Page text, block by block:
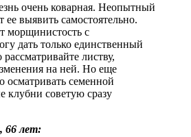
очень коварная. Неопытный
ее выявить самостоятельно.
морщинистость с
дать только единственный
листву,
на ней. Но еще
осматривать семенной
клубни советую сразу
66 лет: